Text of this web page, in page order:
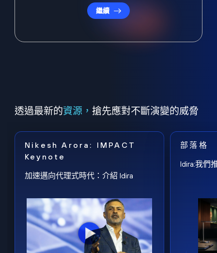
繼續
透過最新的資源， 搶先應對不斷演變的威脅
Nikesh Arora: IMPACT
Keynote
加速邁向代理式時代：介紹 Idira
部落格
Idira:我們